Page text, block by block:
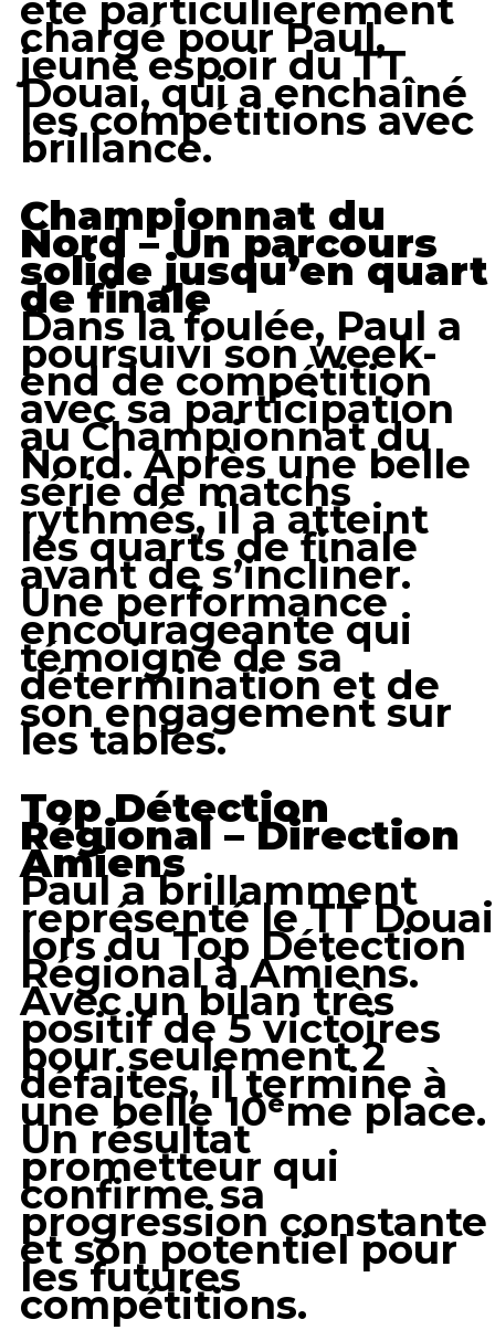
été particulièrement
chargé pour Paul,
jeune espoir du TT
Douai, qui a enchaîné
les compétitions avec
brillance.
Championnat du
Nord – Un parcours
solide jusqu’en quart
de finale
Dans la foulée, Paul a
poursuivi son week-
end de compétition
avec sa participation
au Championnat du
Nord. Après une belle
série de matchs
rythmés, il a atteint
les quarts de finale
avant de s’incliner.
Une performance
encourageante qui
témoigne de sa
détermination et de
son engagement sur
les tables.
Top Détection
Régional – Direction
Amiens
Paul a brillamment
représenté le TT Douai
lors du Top Détection
Régional à Amiens.
Avec un bilan très
positif de 5 victoires
pour seulement 2
défaites, il termine à
une belle 10ᵉme place.
Un résultat
prometteur qui
confirme sa
progression constante
et son potentiel pour
les futures
compétitions.